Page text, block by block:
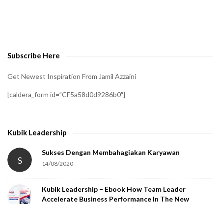
Subscribe Here
Get Newest Inspiration From Jamil Azzaini
[caldera_form id=”CF5a58d0d9286b0″]
Kubik Leadership
S
Sukses Dengan Membahagiakan Karyawan
14/08/2020
Kubik Leadership – Ebook How Team Leader
Accelerate Business Performance In The New